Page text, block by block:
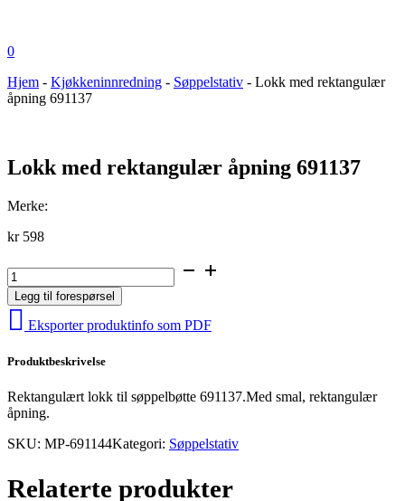
0
Hjem - Kjøkkeninnredning - Søppelstativ - Lokk med rektangulær
åpning 691137
Lokk med rektangulær åpning 691137
Merke:
kr598
Lokk
med
rektangulær
åpning
691137
Legg til forespørsel
Eksporter produktinfo som PDF
Produktbeskrivelse
Rektangulært lokk til søppelbøtte 691137.Med smal, rektangulær
åpning.
SKU: MP-691144Kategori: Søppelstativ
Relaterte produkter